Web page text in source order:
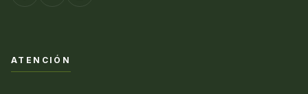
ATENCIÓN